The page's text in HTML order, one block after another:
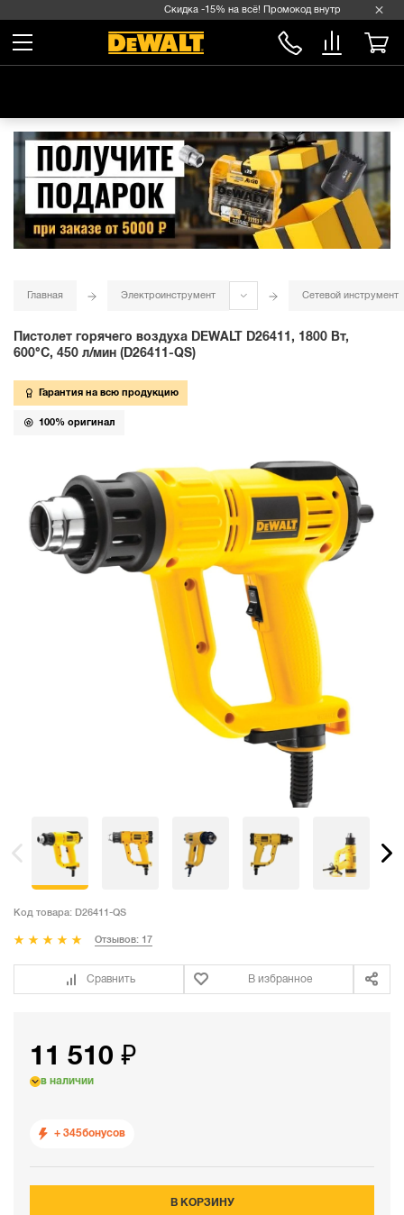
Скидка -15% на всё! Промокод внутри →
Главная Электроинструмент Сетевой инструмент
Пистолет горячего воздуха DEWALT D26411, 1800 Вт,
600°С, 450 л/мин (D26411-QS)
Гарантия на всю продукцию
100% оригинал
Код товара: D26411-QS
Отзывов: 17
Сравнить В избранное
11 510 ₽
в наличии
+ 345бонусов
В КОРЗИНУ